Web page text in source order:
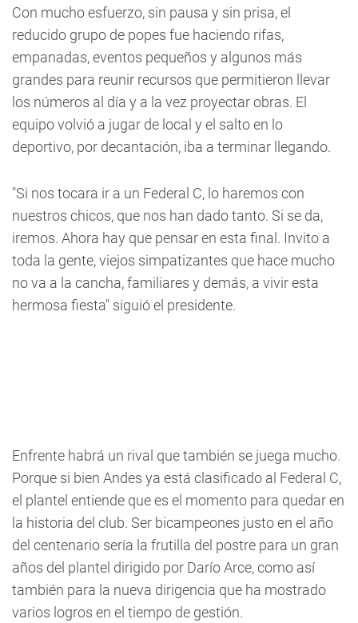
Con mucho esfuerzo, sin pausa y sin prisa, el
reducido grupo de popes fue haciendo rifas,
empanadas, eventos pequeños y algunos más
grandes para reunir recursos que permitieron llevar
los números al día y a la vez proyectar obras. El
equipo volvió a jugar de local y el salto en lo
deportivo, por decantación, iba a terminar llegando.
"Si nos tocara ir a un Federal C, lo haremos con
nuestros chicos, que nos han dado tanto. Si se da,
iremos. Ahora hay que pensar en esta final. Invito a
toda la gente, viejos simpatizantes que hace mucho
no va a la cancha, familiares y demás, a vivir esta
hermosa fiesta" siguió el presidente.
Enfrente habrá un rival que también se juega mucho.
Porque si bien Andes ya está clasificado al Federal C,
el plantel entiende que es el momento para quedar en
la historia del club. Ser bicampeones justo en el año
del centenario sería la frutilla del postre para un gran
años del plantel dirigido por Darío Arce, como así
también para la nueva dirigencia que ha mostrado
varios logros en el tiempo de gestión.